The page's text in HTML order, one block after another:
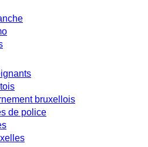
bruxellois
de police